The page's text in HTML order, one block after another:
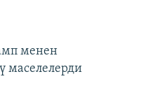
менен
маселелерди